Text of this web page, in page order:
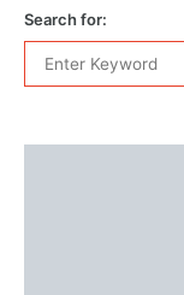
Search for: